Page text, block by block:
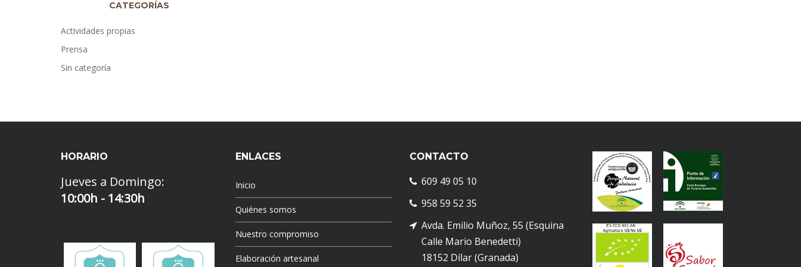
CATEGORÍAS
Actividades propias
Prensa
Sin categoría
HORARIO
Jueves a Domingo:
10:00h - 14:30h
ENLACES
Inicio
Quiénes somos
Nuestro compromiso
Elaboración artesanal
CONTACTO
609 49 05 10
958 59 52 35
Avda. Emilio Muñoz, 55 (Esquina
Calle Mario Benedetti)
18152 Dílar (Granada)